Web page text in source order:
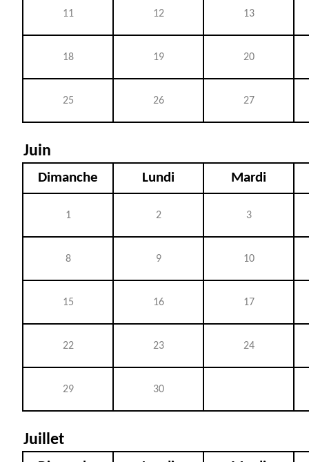
11 12 13
18 19 20
25 26 27
Juin
Dimanche Lundi Mardi
1 2 3
8 9 10
15 16 17
22 23 24
29 30
Juillet